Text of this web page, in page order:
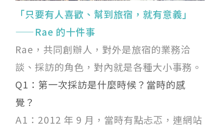
「只要有人喜歡、幫到旅宿，就有意義」
——Rae 的十件事
Rae，共同創辦人，對外是旅宿的業務洽
談、採訪的角色，對內就是各種大小事務。
Q1：第一次採訪是什麼時候？當時的感
覺？
A1：2012 年 9 月，當時有點忐忑，連網站